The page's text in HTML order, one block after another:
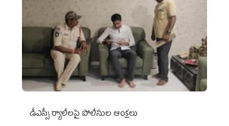
డీఎస్సీ ర్యాలీలపై పోలీసుల ఆంక్షలు